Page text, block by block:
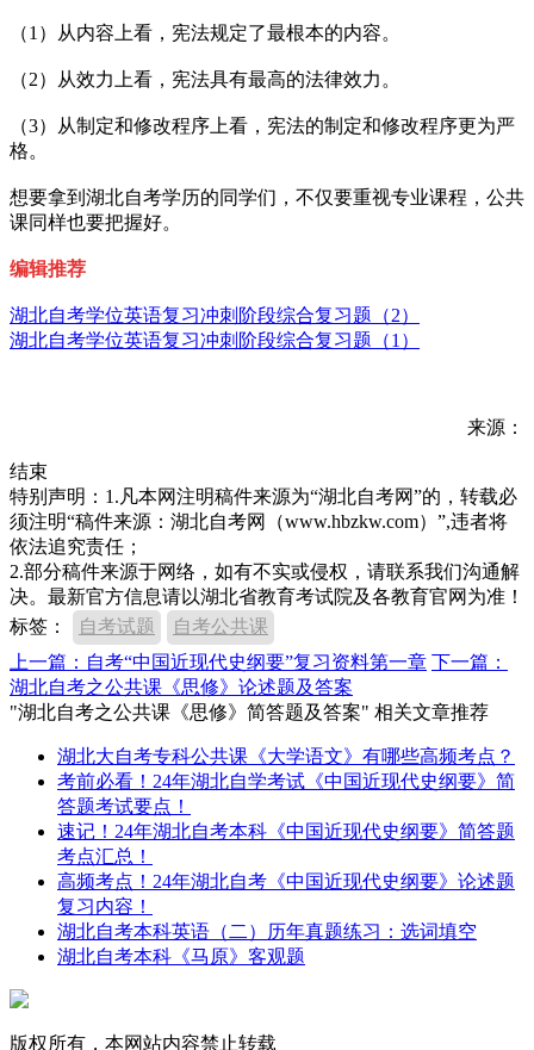
（1）从内容上看，宪法规定了最根本的内容。
（2）从效力上看，宪法具有最高的法律效力。
（3）从制定和修改程序上看，宪法的制定和修改程序更为严
格。
想要拿到湖北自考学历的同学们，不仅要重视专业课程，公共
课同样也要把握好。
编辑推荐
湖北自考学位英语复习冲刺阶段综合复习题（2）
湖北自考学位英语复习冲刺阶段综合复习题（1）
来源：
结束
特别声明：1.凡本网注明稿件来源为“湖北自考网”的，转载必
须注明“稿件来源：湖北自考网（www.hbzkw.com）”,违者将
依法追究责任；
2.部分稿件来源于网络，如有不实或侵权，请联系我们沟通解
决。最新官方信息请以湖北省教育考试院及各教育官网为准！
标签：
自考试题
自考公共课
上一篇：自考“中国近现代史纲要”复习资料第一章 下一篇：
湖北自考之公共课《思修》论述题及答案
"湖北自考之公共课《思修》简答题及答案" 相关文章推荐
湖北大自考专科公共课《大学语文》有哪些高频考点？
考前必看！24年湖北自学考试《中国近现代史纲要》简
答题考试要点！
速记！24年湖北自考本科《中国近现代史纲要》简答题
考点汇总！
高频考点！24年湖北自考《中国近现代史纲要》论述题
复习内容！
湖北自考本科英语（二）历年真题练习：选词填空
湖北自考本科《马原》客观题
版权所有，本网站内容禁止转载